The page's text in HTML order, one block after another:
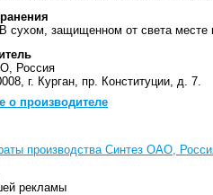
сухом, защищенном от света месте
Россия
г. Курган, пр. Конституции, д. 7.
о производителе
производства Синтез ОАО,
рекламы